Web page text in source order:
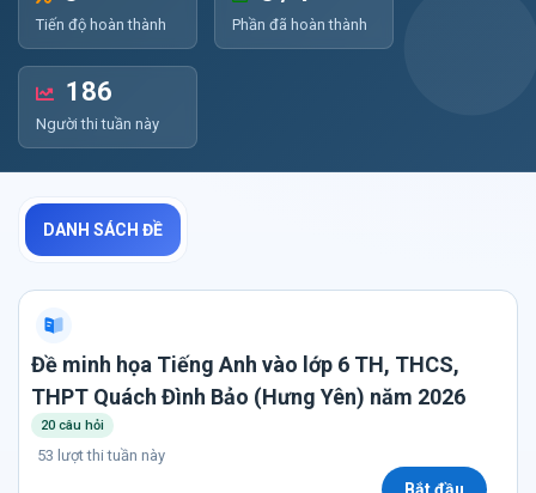
Tiến độ hoàn thành Phần đã hoàn thành
186
Người thi tuần này
DANH SÁCH ĐỀ
Đề minh họa Tiếng Anh vào lớp 6 TH, THCS,
THPT Quách Đình Bảo (Hưng Yên) năm 2026
20 câu hỏi
53 lượt thi tuần này